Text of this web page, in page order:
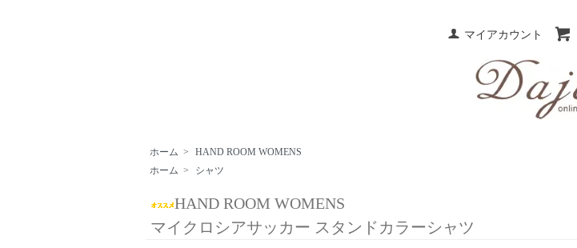
マイアカウント
ホーム >
HAND ROOM WOMENS
ホーム > シャツ
HAND ROOM WOMENS
マイクロシアサッカー スタンドカラーシャツ